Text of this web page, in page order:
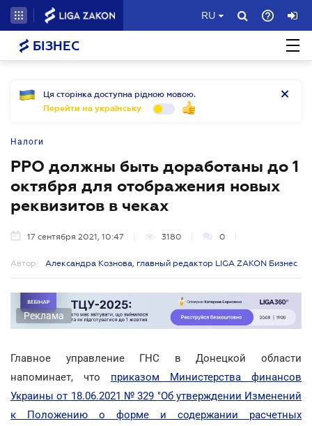
RU
БІЗНЕС
Ця сторінка доступна рідною мовою.
Перейти на українську
Налоги
РРО должны быть доработаны до 1
октября для отображения новых
реквизитов в чеках
17 сентября 2021, 10:47 3180 0
Автор: Александра Кознова, главный редактор LIGA ZAKON Бизнес
Реклама
Главное управление ГНС в Донецкой области
напоминает, что приказом Министерства финансов
Украины от 18.06.2021 № 329 "Об утверждении Изменений
к Положению о форме и содержании расчетных